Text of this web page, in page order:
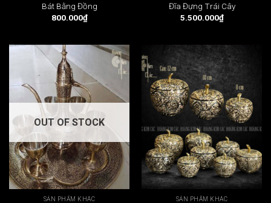
Bát Bằng Đồng
800.000₫
Đĩa Đựng Trái Cây
5.500.000₫
OUT OF STOCK
SẢN PHẨM KHÁC SẢN PHẨM KHÁC